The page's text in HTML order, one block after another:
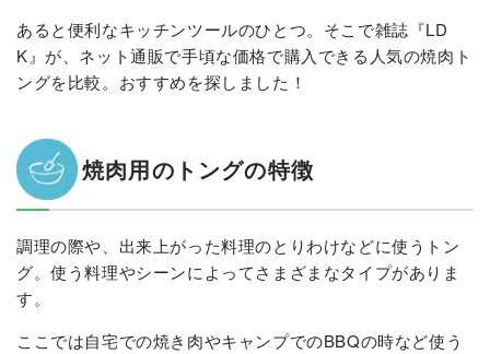
あると便利なキッチンツールのひとつ。そこで雑誌『LD
K』が、ネット通販で手頃な価格で購入できる人気の焼肉ト
ングを比較。おすすめを探しました！
焼肉用のトングの特徴
調理の際や、出来上がった料理のとりわけなどに使うトン
グ。使う料理やシーンによってさまざまなタイプがありま
す。
ここでは自宅での焼き肉やキャンプでのBBQの時など使う